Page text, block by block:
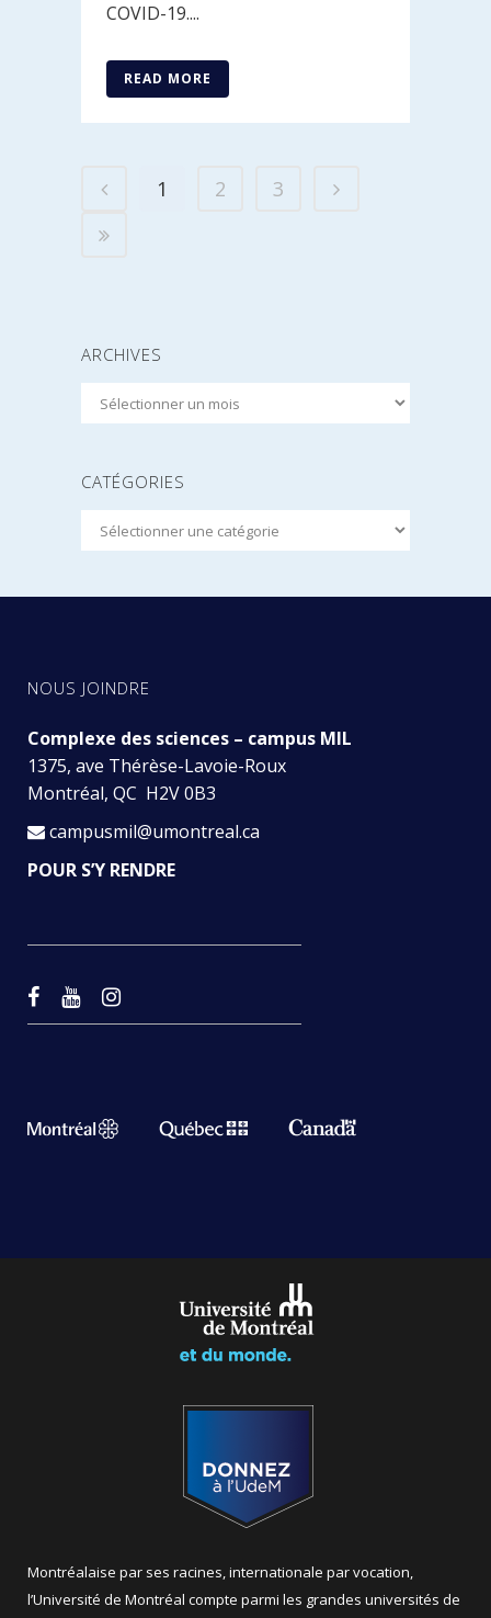
COVID-19....
READ MORE
1 2 3
ARCHIVES
Archives
CATÉGORIES
Catégories
NOUS JOINDRE
Complexe des sciences – campus MIL
1375, ave Thérèse-Lavoie-Roux
Montréal, QC H2V 0B3
campusmil@umontreal.ca
POUR S’Y RENDRE
Montréalaise par ses racines, internationale par vocation,
l’Université de Montréal compte parmi les grandes universités de